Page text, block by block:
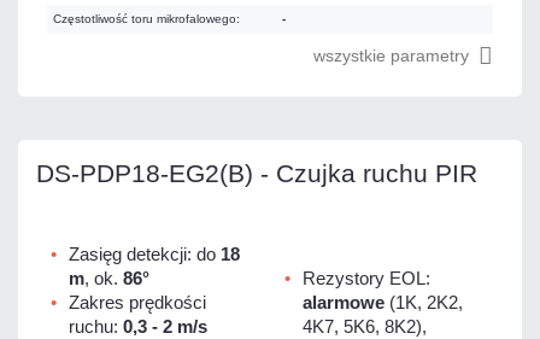
Częstotliwość toru mikrofalowego: -
wszystkie parametry
DS-PDP18-EG2(B) - Czujka ruchu PIR
Zasięg detekcji: do 18
m, ok. 86°
Zakres prędkości
ruchu: 0,3 - 2 m/s
Rezystory EOL:
alarmowe (1K, 2K2,
4K7, 5K6, 8K2),